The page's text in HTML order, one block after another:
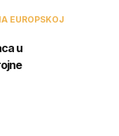
EUROPSKOJ
u